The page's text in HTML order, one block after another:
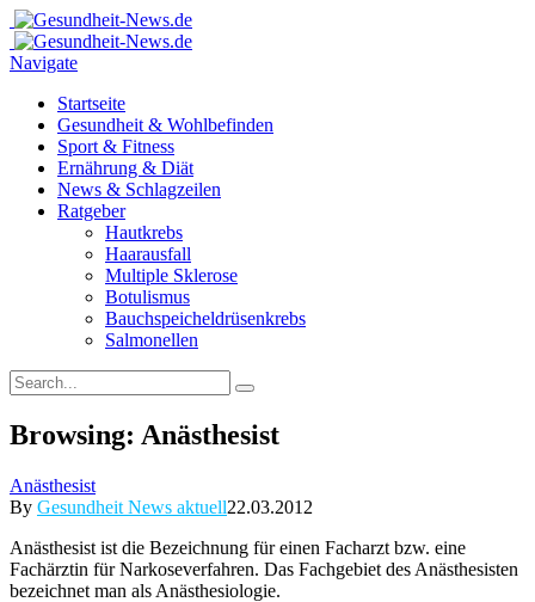
Navigate
Startseite
Gesundheit & Wohlbefinden
Sport & Fitness
Ernährung & Diät
News & Schlagzeilen
Ratgeber
Hautkrebs
Haarausfall
Multiple Sklerose
Botulismus
Bauchspeicheldrüsenkrebs
Salmonellen
Browsing: Anästhesist
Anästhesist
By Gesundheit News aktuell22.03.2012
Anästhesist ist die Bezeichnung für einen Facharzt bzw. eine
Fachärztin für Narkoseverfahren. Das Fachgebiet des Anästhesisten
bezeichnet man als Anästhesiologie.